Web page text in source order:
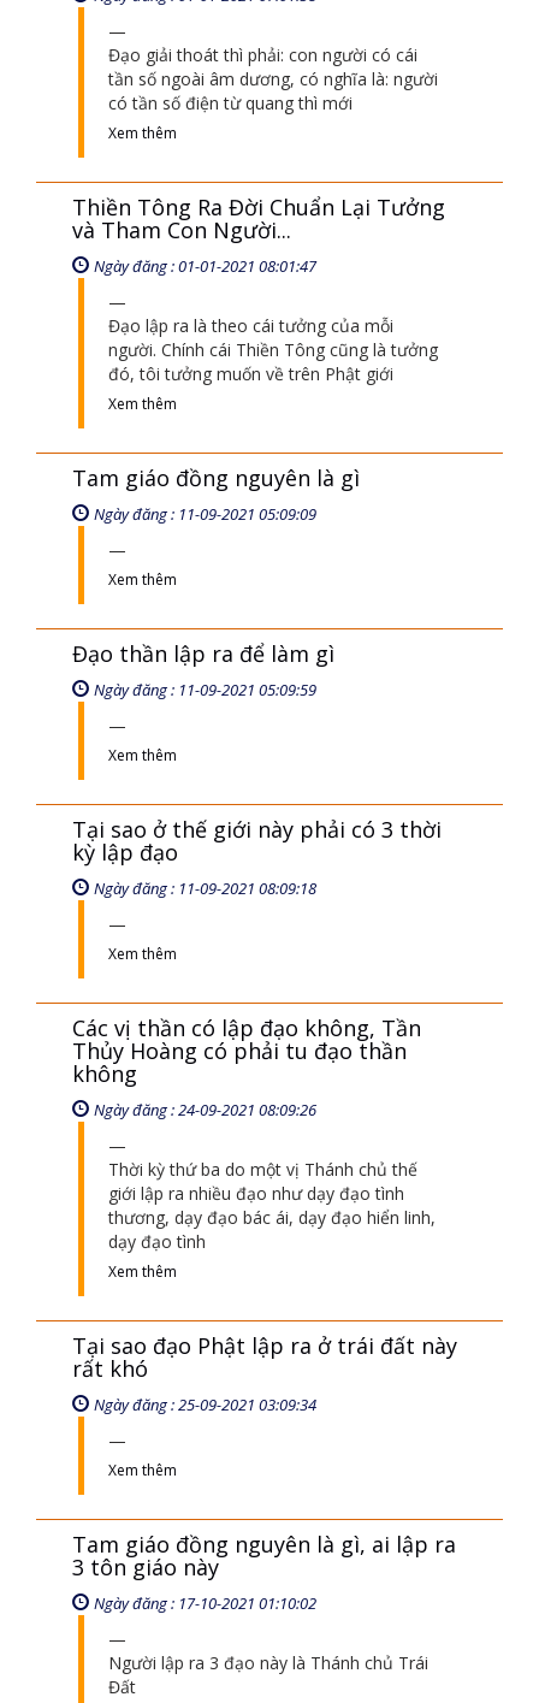
Đạo giải thoát thì phải: con người có cái
tần số ngoài âm dương, có nghĩa là: người
có tần số điện từ quang thì mới
Xem thêm
Thiền Tông Ra Đời Chuẩn Lại Tưởng
và Tham Con Người...
Ngày đăng : 01-01-2021 08:01:47
Đạo lập ra là theo cái tưởng của mỗi
người. Chính cái Thiền Tông cũng là tưởng
đó, tôi tưởng muốn về trên Phật giới
Xem thêm
Tam giáo đồng nguyên là gì
Ngày đăng : 11-09-2021 05:09:09
Xem thêm
Đạo thần lập ra để làm gì
Ngày đăng : 11-09-2021 05:09:59
Xem thêm
Tại sao ở thế giới này phải có 3 thời
kỳ lập đạo
Ngày đăng : 11-09-2021 08:09:18
Xem thêm
Các vị thần có lập đạo không, Tần
Thủy Hoàng có phải tu đạo thần
không
Ngày đăng : 24-09-2021 08:09:26
Thời kỳ thứ ba do một vị Thánh chủ thế
giới lập ra nhiều đạo như dạy đạo tình
thương, dạy đạo bác ái, dạy đạo hiển linh,
dạy đạo tình
Xem thêm
Tại sao đạo Phật lập ra ở trái đất này
rất khó
Ngày đăng : 25-09-2021 03:09:34
Xem thêm
Tam giáo đồng nguyên là gì, ai lập ra
3 tôn giáo này
Ngày đăng : 17-10-2021 01:10:02
Người lập ra 3 đạo này là Thánh chủ Trái
Đất